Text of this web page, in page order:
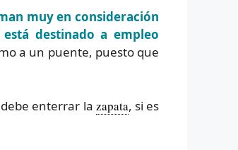
muy en consideración
destinado a empleo
a un puente, puesto que
enterrar la zapata, si es